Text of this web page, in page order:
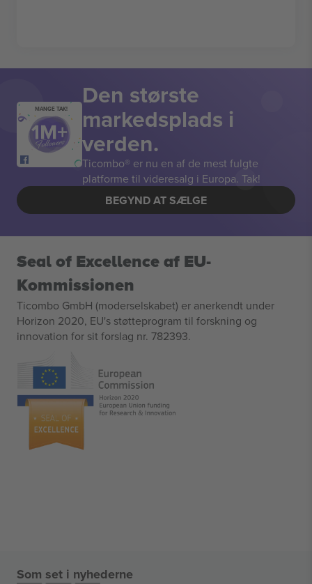
MANGE TAK! Den største
markedsplads i
verden.
Ticombo® er nu en af de mest fulgte
platforme til videresalg i Europa. Tak!
BEGYND AT SÆLGE
Seal of Excellence af EU-
Kommissionen
Ticombo GmbH (moderselskabet) er anerkendt under
Horizon 2020, EU's støtteprogram til forskning og
innovation for sit forslag nr. 782393.
Som set i nyhederne